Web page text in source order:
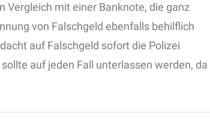
Vergleich mit einer Banknote, die ganz
von Falschgeld ebenfalls behilflich
auf Falschgeld sofort die Polizei
auf jeden Fall unterlassen werden, da